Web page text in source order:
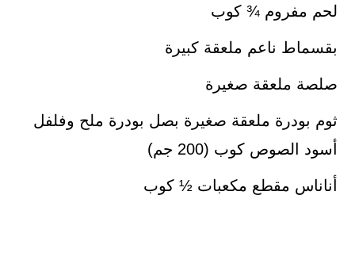
لحم مفروم ¾ كوب
بقسماط ناعم ملعقة كبيرة
صلصة ملعقة صغيرة
ثوم بودرة ملعقة صغيرة بصل بودرة ملح وفلفل
أسود الصوص كوب (200 جم)
أناناس مقطع مكعبات ½ كوب